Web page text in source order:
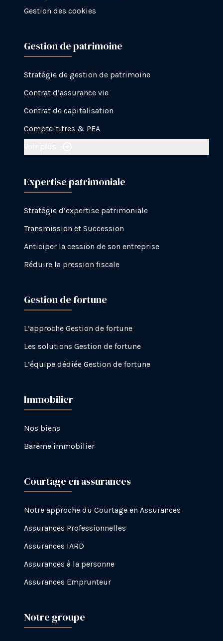
Gestion des cookies
Gestion de patrimoine
Stratégie de gestion de patrimoine
Contrat d’assurance vie
Contrat de capitalisation
Compte-titres & PEA
Expertise patrimoniale
Stratégie d’expertise patrimoniale
Transmission et Succession
Anticiper la cession de son entreprise
Réduire la pression fiscale
Gestion de fortune
L’approche Gestion de fortune
Les solutions Gestion de fortune
L’équipe dédiée Gestion de fortune
Immobilier
Nos biens
Barème immobilier
Courtage en assurances
Notre approche du Courtage en Assurances
Assurances Professionnelles
Assurances IARD
Assurances à la personne
Assurances Emprunteur
Notre groupe